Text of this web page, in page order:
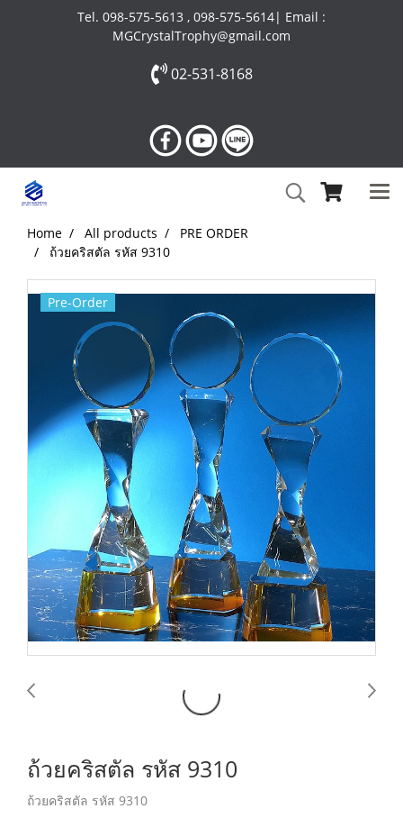
Tel. 098-575-5613 , 098-575-5614| Email :
MGCrystalTrophy@gmail.com
02-531-8168
Home All products
PRE ORDER
ถ้วยคริสตัล รหัส 9310
Pre-Order
ถ้วยคริสตัล รหัส 9310
ถ้วยคริสตัล รหัส 9310